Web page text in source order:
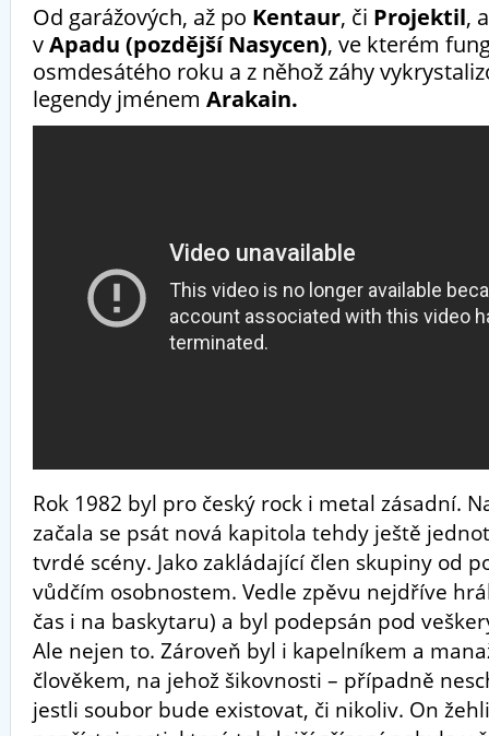
Od garážových, až po Kentaur, či Projektil,
vApadu (pozdější Nasycen), ve kterém
osmdesátého roku a z něhož záhy
legendy jménem Arakain.
Rok 1982 byl pro český rock i metal zásadní.
začala se psát nová kapitola tehdy ještě
tvrdé scény. Jako zakládající člen skupiny od
vůdčím osobnostem. Vedle zpěvu nejdříve
čas i na baskytaru) a byl podepsán pod
Ale nejen to. Zároveň byl i kapelníkem a
člověkem, na jehož šikovnosti – případně
jestli soubor bude existovat, či nikoliv. On